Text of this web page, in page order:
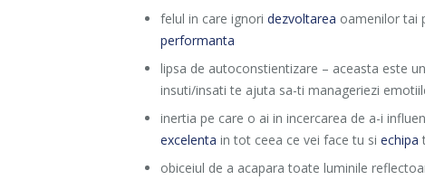
felul in care ignori dezvoltarea oamenilor tai
performanta
lipsa de autoconstientizare – aceasta este
insuti/insati te ajuta sa-ti manageriezi
inertia pe care o ai in incercarea de a-i
excelenta in tot ceea ce vei face tu si echipa
obiceiul de a acapara toate luminile